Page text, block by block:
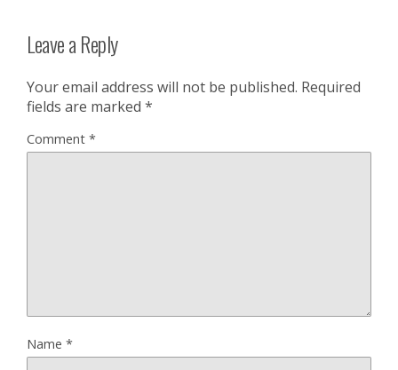
Leave a Reply
Your email address will not be published. Required
fields are marked *
Comment *
Name *